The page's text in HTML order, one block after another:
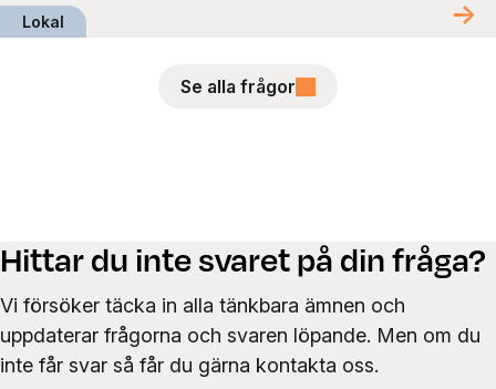
Lokal
försäkringsskyddet är anpassat efter din verksamhet och att
försäkringsbeloppet är […]
Se alla frågor
Hittar du inte svaret på din fråga?
Vi försöker täcka in alla tänkbara ämnen och
uppdaterar frågorna och svaren löpande. Men om du
inte får svar så får du gärna kontakta oss.